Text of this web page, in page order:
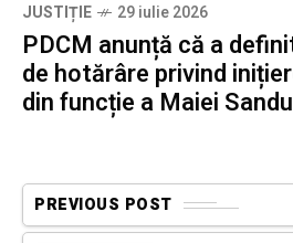
JUSTIȚIE 29 iulie 2026
PDCM anunță că a
de hotărâre privind
din funcție a Maiei Sandu
PREVIOUS POST